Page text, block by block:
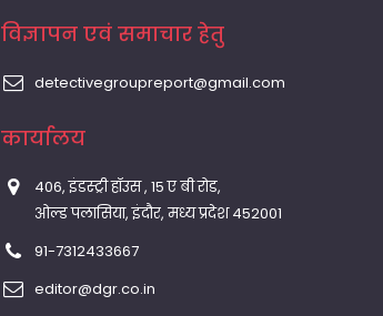
विज्ञापन एवं समाचार हेतु
detectivegroupreport@gmail.com
कार्यालय
406, इंडस्ट्री हॉउस , 15 ए बी रोड,
ओल्ड पलासिया, इंदौर, मध्य प्रदेश 452001
91-7312433667
editor@dgr.co.in